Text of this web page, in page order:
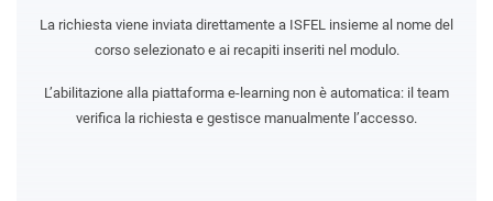
La richiesta viene inviata direttamente a ISFEL insieme al nome del
corso selezionato e ai recapiti inseriti nel modulo.
L’abilitazione alla piattaforma e-learning non è automatica: il team
verifica la richiesta e gestisce manualmente l’accesso.